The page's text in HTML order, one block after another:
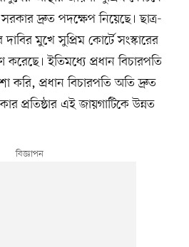
দ্রুত পদক্ষেপ নিয়েছে। ছাত্র-
মুখে সুপ্রিম কোর্টে সংস্কারের
ইতিমধ্যে প্রধান বিচারপতি
করি, প্রধান বিচারপতি অতি দ্রুত
প্রতিষ্ঠার এই জায়গাটিকে উন্নত